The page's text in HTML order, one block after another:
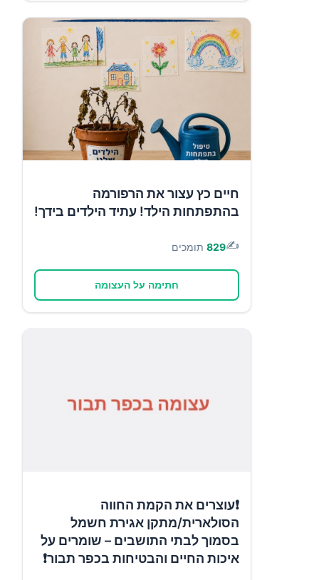
חיים כץ עצור את הרפורמה
בהתפתחות הילד! עתיד הילדים בידך!
✍️
829 תומכים
חתימה על העצומה
❗עוצרים את הקמת החווה
הסולארית/מתקן אגירת חשמל
בסמוך לבתי התושבים – שומרים על
איכות החיים והבטיחות בכפר תבור❗